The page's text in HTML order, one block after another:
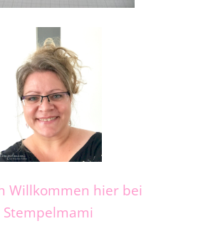
Willkommen hier bei
Stempelmami